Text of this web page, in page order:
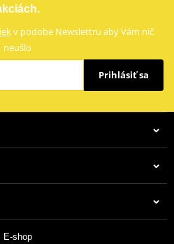
v podobe Newslettru aby Vám nič
neušlo
Prihlásiť sa
E-shop